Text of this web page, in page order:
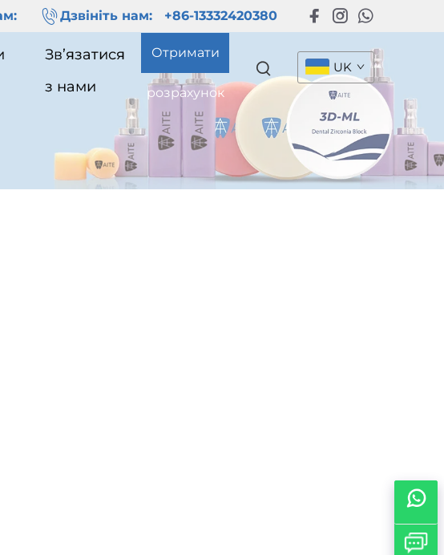
Дзвініть нам: +86-13332420380
Зв’язатися
з нами
Отримати
розрахунок
UK